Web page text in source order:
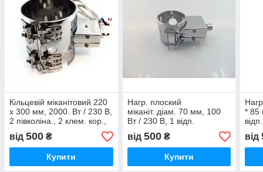
Кільцевій міканітовий 220
х 300 мм, 2000. Вт / 230 В,
2 півколіна., 2 клем. кор.,
провід 1000 мм
від 500 ₴
Купити
Нагр. плоский
міканіт. діам. 70 мм, 100
Вт / 230 В, 1 відп.
від 500₴
Купити
* 85
від